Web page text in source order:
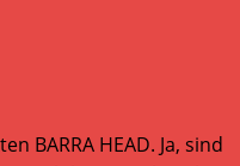
BARRA HEAD. Ja, sind